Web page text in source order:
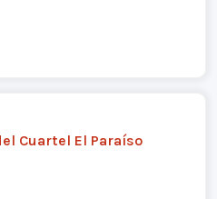
Cuartel El Paraíso